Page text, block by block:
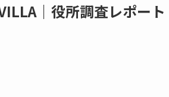
｜役所調査レポート